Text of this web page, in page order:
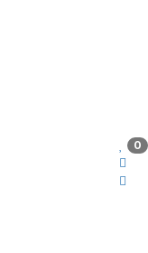
0
di Lamongan